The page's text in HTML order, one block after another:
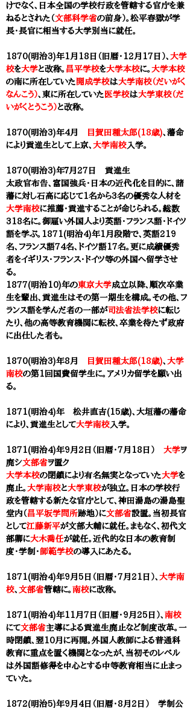
けでなく、日本全国の学校行政を管轄する官庁を兼
ねるとされた（文部科学省の前身）。松平春獄が学
長・長官に相当する大学別当に就任。
1870(明治3)年1月18日（旧暦・12月17日）、 大学
校を大学と改称。 昌平学校を大学本校に。 大学本校
の南に所在していた 開成学校は大学南校（だいがく
なんこう）、東に所在していた 医学校は大学東校（だ
いがくとうこう）と改称。
1870(明治3)年4月 目賀田種太郎(18歳)、藩命
により貢進生として上京、 大学南校 入学。
1870(明治3)年７月27日 貢進生
太政官布告、富国強兵・日本の近代化を目的に、諸
藩に対し石高に応じて1名から3名の優秀な人材を
大学南校に推薦・貢進することが命じられる。総数
318名に。御雇い外国人より英語・フランス語・ドイツ
語を学ぶ。1871(明治4)年1月段階で、英語219
名、フランス語74名、ドイツ語17名。更に成績優秀
者をイギリス・フランス・ドイツ等の外国へ留学させ
る。
1877(明治10)年の東京大学成立以降、順次卒業
生を輩出、貢進生はその第一期生を構成。その他、 フ
ランス語を学んだ者の一部が司法省法学校に転じ
たり、他の高等教育機関に転校、卒業を待たず政府
に出仕した者も。
1870(明治3)年8月 目賀田種太郎(18歳)、 大学
南校の第1回国費留学生に。アメリカ留学を願い出
る。
1871(明治4)年 松井直吉(15歳)、大垣藩の藩命
により、貢進生として大学南校 入学。
1871(明治4)年9月2日（旧暦・7月18日） 大学ヲ
廃シ文部省ヲ置ク
大学本校の閉鎖により有名無実となっていた大学を
廃止。 大学南校と大学東校が独立。日本の学校行
政を管轄する新たな官庁として、神田湯島の湯島聖
堂内（ 昌平坂学問所跡地）に文部省設置。当初長官
として江藤新平が文部大輔に就任。まもなく、初代文
部卿に大木喬任が就任。近代的な日本の教育制
度・学制・ 師範学校の導入にあたる。
1871(明治4)年9月5日（旧暦・7月21日）、 大学南
校、 文部省管轄に。 南校に改称。
1871(明治4)年11月7日（旧暦・9月25日）、 南校
にて文部省主導による貢進生廃止など制度改革。一
時閉鎖、翌10月に再開。外国人教師による普通科
教育に重点を置く機関となったが、当初そのレベル
は外国語修得を中心とする中等教育相当に止まっ
ていた。
1872(明治5)年9月4日（旧暦・8月2日） 学制公